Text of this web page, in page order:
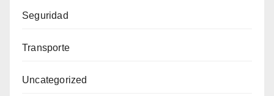
Seguridad
Transporte
Uncategorized